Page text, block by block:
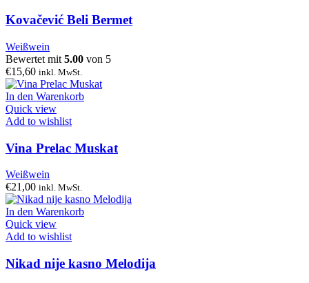
Kovačević Beli Bermet
Weißwein
Bewertet mit 5.00 von 5
€15,60 inkl. MwSt.
In den Warenkorb
Quick view
Add to wishlist
Vina Prelac Muskat
Weißwein
€21,00 inkl. MwSt.
In den Warenkorb
Quick view
Add to wishlist
Nikad nije kasno Melodija